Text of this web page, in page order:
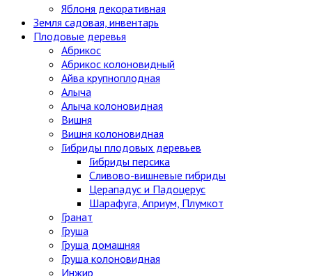
Яблоня декоративная
Земля садовая, инвентарь
Плодовые деревья
Абрикос
Абрикос колоновидный
Айва крупноплодная
Алыча
Алыча колоновидная
Вишня
Вишня колоновидная
Гибриды плодовых деревьев
Гибриды персика
Сливово-вишневые гибриды
Церападус и Падоцерус
Шарафуга, Априум, Плумкот
Гранат
Груша
Груша домашняя
Груша колоновидная
Инжир